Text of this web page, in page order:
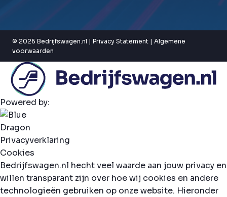
© 2026 Bedrijfswagen.nl | Privacy Statement | Algemene
voorwaarden
Powered by:
Privacyverklaring
Cookies
Bedrijfswagen.nl hecht veel waarde aan jouw privacy en
willen transparant zijn over hoe wij cookies en andere
technologieën gebruiken op onze website. Hieronder